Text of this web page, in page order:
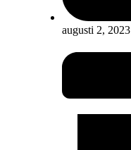
augusti 2, 2023